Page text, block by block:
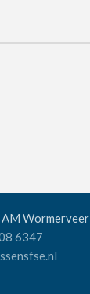
Wormerveer
6347